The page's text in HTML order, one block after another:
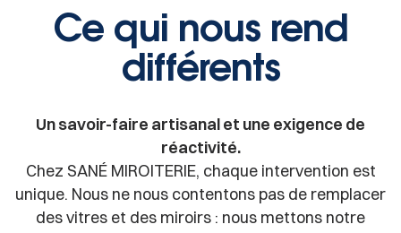
Ce qui nous rend
différents
Un savoir-faire artisanal et une exigence de
réactivité.
Chez SANÉ MIROITERIE, chaque intervention est
unique. Nous ne nous contentons pas de remplacer
des vitres et des miroirs : nous mettons notre